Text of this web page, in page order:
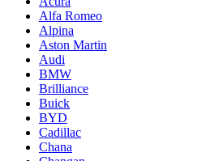
Alfa Romeo
Alpina
Aston Martin
Audi
BMW
Brilliance
Buick
BYD
Cadillac
Chana